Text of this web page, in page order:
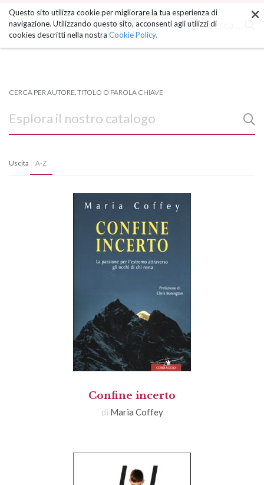
ai
contenuti.
|
Salta
Cerca ... ×
Questo sito utilizza cookie per migliorare la tua esperienza di
navigazione. Utilizzando questo sito, acconsenti agli utilizzi di
cookies descritti nella nostra Cookie Policy.
CERCA PER AUTORE, TITOLO O PAROLA CHIAVE
Uscita A-Z
Confine incerto
di Maria Coffey